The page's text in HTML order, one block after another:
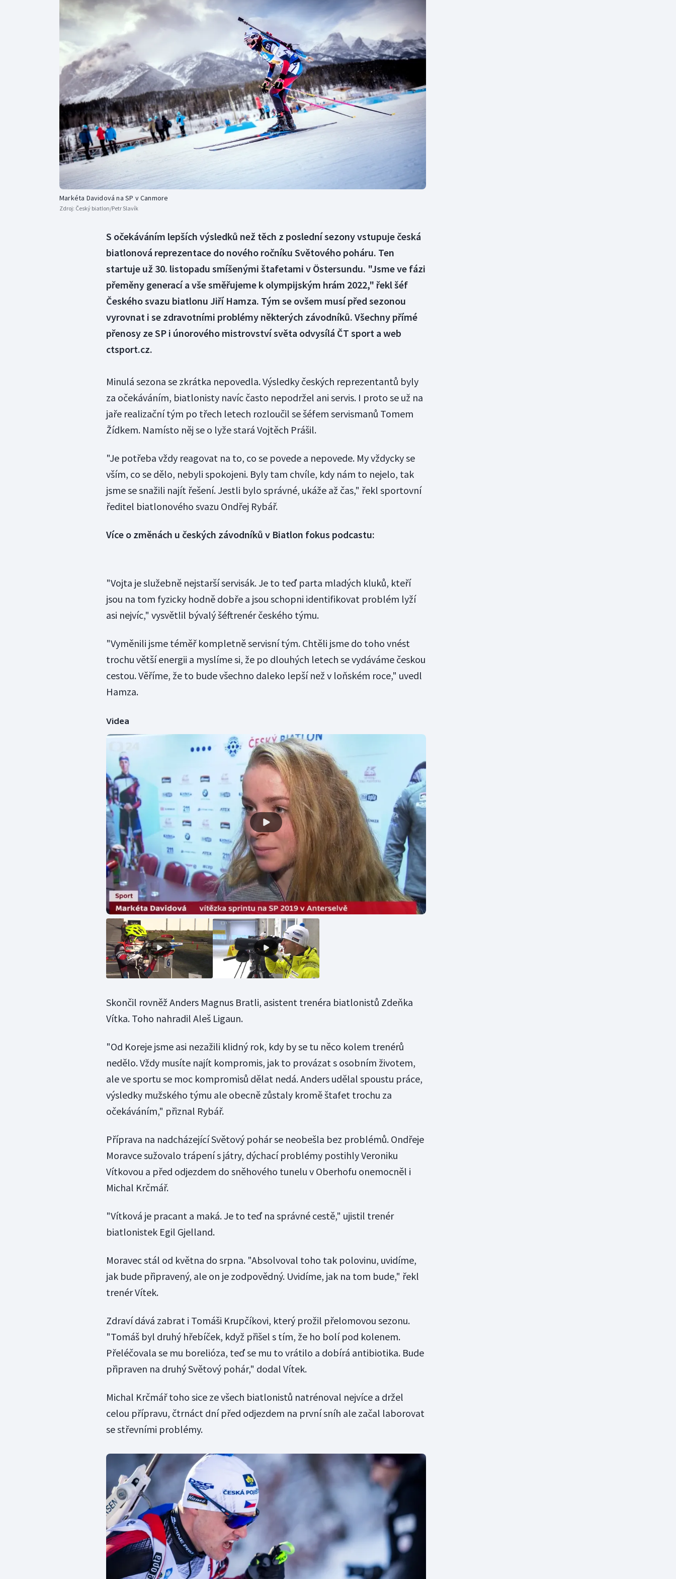
Curling
Dostihy
Futsal
Golf
Gymnastika
Moderní pětiboj
Olympijské hry
Parasport
Plavání
Plážový volejbal
Triatlon
Vodní slalom
Volejbal
Ostatní
Markéta Davidová na SP v Canmore
Zdroj: Český biatlon/Petr Slavík
S očekáváním lepších výsledků než těch z poslední sezony vstupuje česká
biatlonová reprezentace do nového ročníku Světového poháru. Ten
startuje už 30. listopadu smíšenými štafetami v Östersundu. "Jsme ve fázi
přeměny generací a vše směřujeme k olympijským hrám 2022," řekl šéf
Českého svazu biatlonu Jiří Hamza. Tým se ovšem musí před sezonou
vyrovnat i se zdravotními problémy některých závodníků. Všechny přímé
přenosy ze SP i únorového mistrovství světa odvysílá ČT sport a web
ctsport.cz.
Minulá sezona se zkrátka nepovedla. Výsledky českých reprezentantů byly
za očekáváním, biatlonisty navíc často nepodržel ani servis. I proto se už na
jaře realizační tým po třech letech rozloučil se šéfem servismanů Tomem
Žídkem. Namísto něj se o lyže stará Vojtěch Prášil.
"Je potřeba vždy reagovat na to, co se povede a nepovede. My vždycky se
vším, co se dělo, nebyli spokojeni. Byly tam chvíle, kdy nám to nejelo, tak
jsme se snažili najít řešení. Jestli bylo správné, ukáže až čas," řekl sportovní
ředitel biatlonového svazu Ondřej Rybář.
Více o změnách u českých závodníků v Biatlon fokus podcastu:
"Vojta je služebně nejstarší servisák. Je to teď parta mladých kluků, kteří
jsou na tom fyzicky hodně dobře a jsou schopni identifikovat problém lyží
asi nejvíc," vysvětlil bývalý šéftrenér českého týmu.
"Vyměnili jsme téměř kompletně servisní tým. Chtěli jsme do toho vnést
trochu větší energii a myslíme si, že po dlouhých letech se vydáváme českou
cestou. Věříme, že to bude všechno daleko lepší než v loňském roce," uvedl
Hamza.
Videa
Skončil rovněž Anders Magnus Bratli, asistent trenéra biatlonistů Zdeňka
Vítka. Toho nahradil Aleš Ligaun.
"Od Koreje jsme asi nezažili klidný rok, kdy by se tu něco kolem trenérů
nedělo. Vždy musíte najít kompromis, jak to provázat s osobním životem,
ale ve sportu se moc kompromisů dělat nedá. Anders udělal spoustu práce,
výsledky mužského týmu ale obecně zůstaly kromě štafet trochu za
očekáváním," přiznal Rybář.
Příprava na nadcházející Světový pohár se neobešla bez problémů. Ondřeje
Moravce sužovalo trápení s játry, dýchací problémy postihly Veroniku
Vítkovou a před odjezdem do sněhového tunelu v Oberhofu onemocněl i
Michal Krčmář.
"Vítková je pracant a maká. Je to teď na správné cestě," ujistil trenér
biatlonistek Egil Gjelland.
Moravec stál od května do srpna. "Absolvoval toho tak polovinu, uvidíme,
jak bude připravený, ale on je zodpovědný. Uvidíme, jak na tom bude," řekl
trenér Vítek.
Zdraví dává zabrat i Tomáši Krupčíkovi, který prožil přelomovou sezonu.
"Tomáš byl druhý hřebíček, když přišel s tím, že ho bolí pod kolenem.
Přeléčovala se mu borelióza, teď se mu to vrátilo a dobírá antibiotika. Bude
připraven na druhý Světový pohár," dodal Vítek.
Michal Krčmář toho sice ze všech biatlonistů natrénoval nejvíce a držel
celou přípravu, čtrnáct dní před odjezdem na první sníh ale začal laborovat
se střevními problémy.